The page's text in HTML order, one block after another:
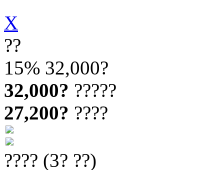
X
??
15% 32,000?
32,000? ?????
27,200? ????
???? (3? ??)